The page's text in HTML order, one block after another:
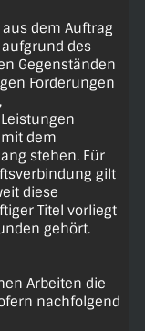
dem Auftrag
des
Gegenständen
Forderungen
dem
stehen. Für
gilt
diese
Titel vorliegt
gehört.
Arbeiten die
nachfolgend